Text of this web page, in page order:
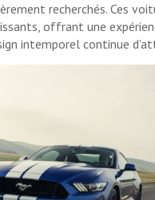
recherchés. Ces
offrant une
intemporel continue